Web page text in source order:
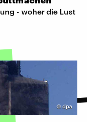
- woher die Lust
© dpa